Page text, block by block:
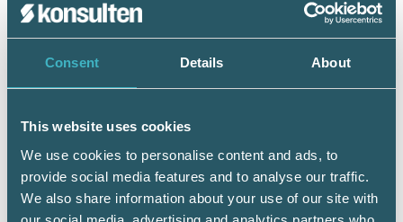
Consent Details About
This website uses cookies
We use cookies to personalise content and ads, to
provide social media features and to analyse our traffic.
We also share information about your use of our site with
Videospelare